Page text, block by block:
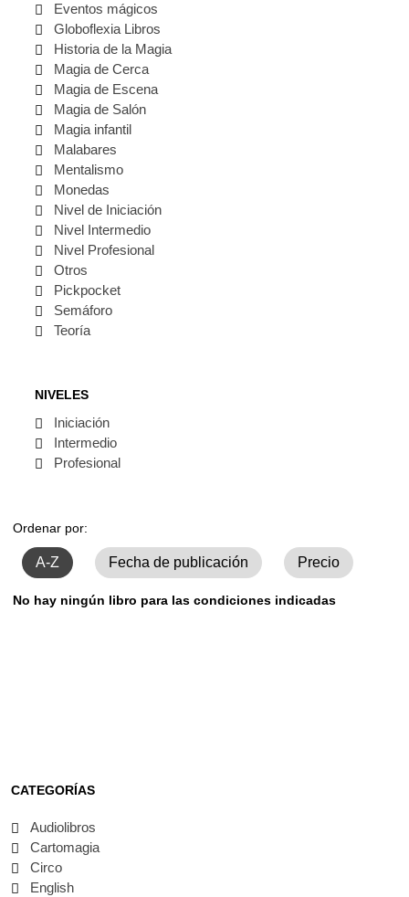
Eventos mágicos
Globoflexia Libros
Historia de la Magia
Magia de Cerca
Magia de Escena
Magia de Salón
Magia infantil
Malabares
Mentalismo
Monedas
Nivel de Iniciación
Nivel Intermedio
Nivel Profesional
Otros
Pickpocket
Semáforo
Teoría
NIVELES
Iniciación
Intermedio
Profesional
Ordenar por:
A-Z Fecha de publicación Precio
No hay ningún libro para las condiciones indicadas
CATEGORÍAS
Audiolibros
Cartomagia
Circo
English